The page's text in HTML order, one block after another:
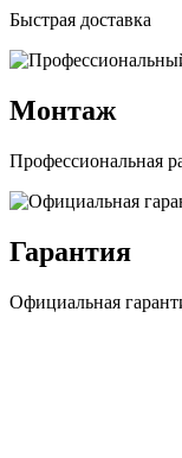
Быстрая доставка
Монтаж
Профессиональная
Гарантия
Официальная